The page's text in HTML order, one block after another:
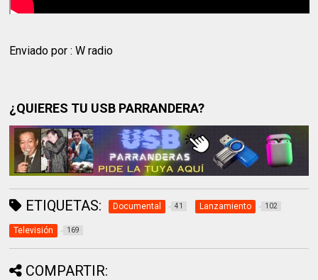
Enviado por : W radio
¿QUIERES TU USB PARRANDERA?
ETIQUETAS: Documental 41 Lanzamiento 102
Televisión 169
COMPARTIR: